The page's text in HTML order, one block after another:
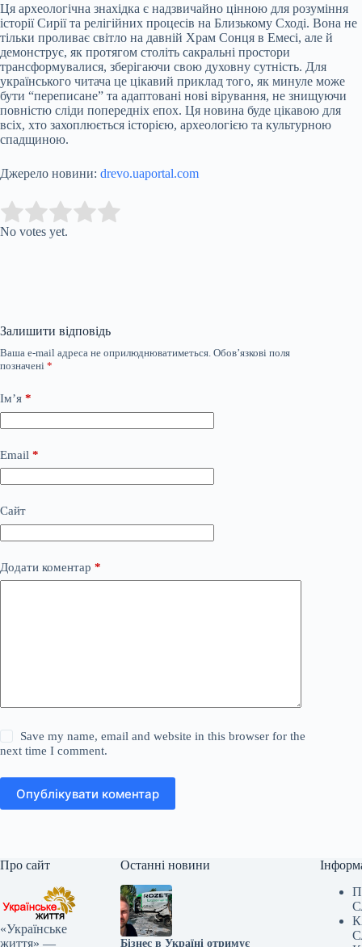
Ця археологічна знахідка є надзвичайно цінною для розуміння
історії Сирії та релігійних процесів на Близькому Сході. Вона не
тільки проливає світло на давній Храм Сонця в Емесі, але й
демонструє, як протягом століть сакральні простори
трансформувалися, зберігаючи свою духовну сутність. Для
українського читача це цікавий приклад того, як минуле може
бути “переписане” та адаптовані нові вірування, не знищуючи
повністю сліди попередніх епох. Ця новина буде цікавою для
всіх, хто захоплюється історією, археологією та культурною
спадщиною.
Джерело новини: drevo.uaportal.com
Rate this item:
No votes yet.
Залишити відповідь
Ваша e-mail адреса не оприлюднюватиметься. Обов’язкові поля
позначені *
Ім’я *
Email *
Сайт
Додати коментар *
Save my name, email and website in this browser for the
next time I comment.
Опублікувати коментар
Про сайт
«Українське
життя» —
Останні новини
Бізнес в Україні отримує